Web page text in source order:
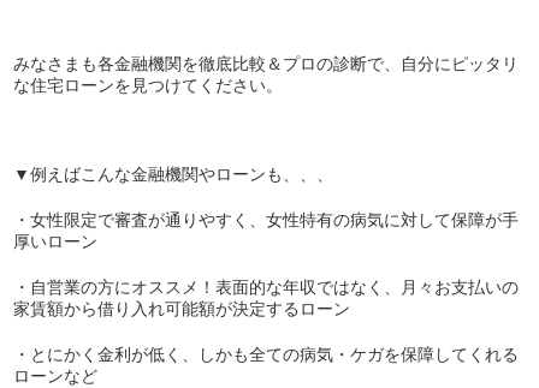
みなさまも各金融機関を徹底比較＆プロの診断で、自分にピッタリ
な住宅ローンを見つけてください。
▼例えばこんな金融機関やローンも、、、
・女性限定で審査が通りやすく、女性特有の病気に対して保障が手
厚いローン
・自営業の方にオススメ！表面的な年収ではなく、月々お支払いの
家賃額から借り入れ可能額が決定するローン
・とにかく金利が低く、しかも全ての病気・ケガを保障してくれる
ローンなど